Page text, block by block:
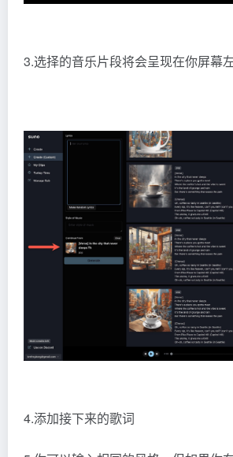
3.选择的音乐片段将会呈现在你屏幕
4.添加接下来的歌词